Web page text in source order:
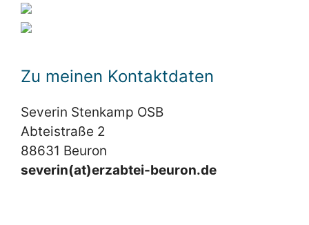
Zu meinen Kontaktdaten
Severin Stenkamp OSB
Abteistraße 2
88631 Beuron
severin(at)erzabtei-beuron.de